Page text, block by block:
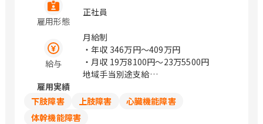
ます。 大阪府大阪市北区大淀中1丁目1
ト34F / 梅田
雇用形態
正社員
給与
月給制
・年収 346万円〜409万円
・月収 19万8100円〜23万5500円
地域手当別途支給
雇用実績
下肢障害
上肢障害
心臓機能障害
体幹機能障害